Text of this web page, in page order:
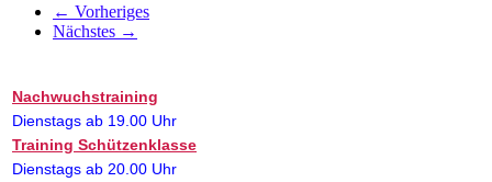
← Vorheriges
Nächstes →
Nachwuchstraining
Dienstags ab 19.00 Uhr
Training Schützenklasse
Dienstags ab 20.00 Uhr